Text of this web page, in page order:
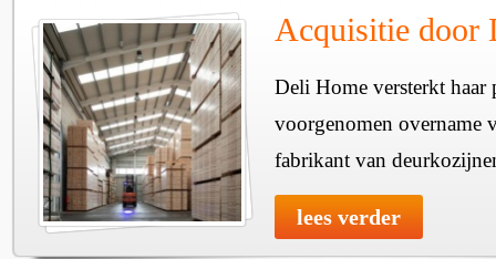
Acquisitie door
Deli Home versterkt haar
voorgenomen overname
fabrikant van
lees verder